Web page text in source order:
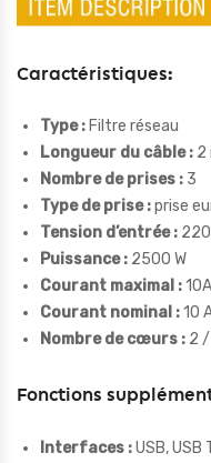
Caractéristiques:
Type :Filtre réseau
Longueur du câble : 2
Nombre de prises : 3
Type de prise :prise
Tension d’entrée :
Puissance : 2500 W
Courant maximal :
Courant nominal :10
Nombre de cœurs : 2
Fonctions
Interfaces :USB, USB